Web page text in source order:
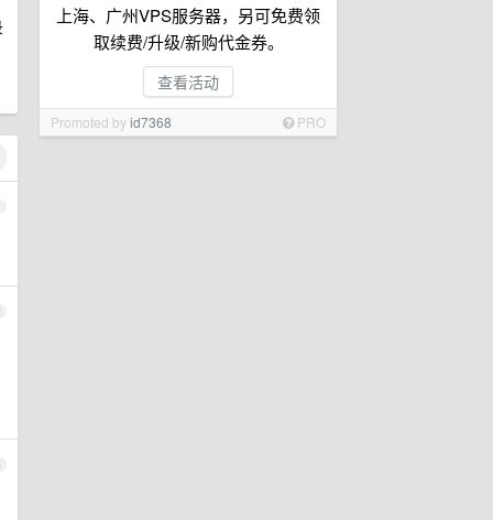
上海、广州VPS服务器，另可免费领
取续费/升级/新购代金券。
查看活动
Promoted byid7368 PRO